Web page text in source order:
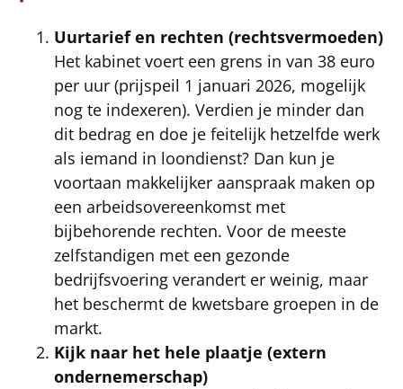
Uurtarief en rechten (rechtsvermoeden)
Het kabinet voert een grens in van 38 euro
per uur (prijspeil 1 januari 2026, mogelijk
nog te indexeren). Verdien je minder dan
dit bedrag en doe je feitelijk hetzelfde werk
als iemand in loondienst? Dan kun je
voortaan makkelijker aanspraak maken op
een arbeidsovereenkomst met
bijbehorende rechten. Voor de meeste
zelfstandigen met een gezonde
bedrijfsvoering verandert er weinig, maar
het beschermt de kwetsbare groepen in de
markt.
Kijk naar het hele plaatje (extern
ondernemerschap)